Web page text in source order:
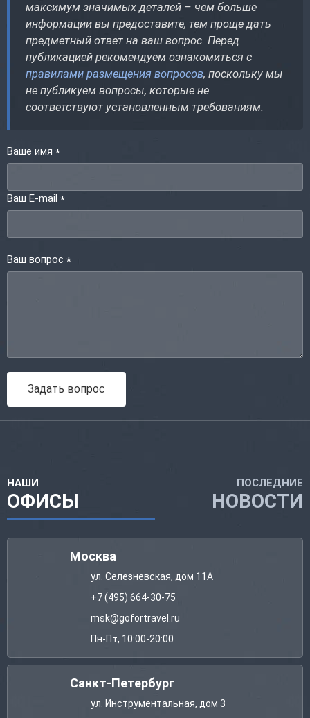
максимум значимых деталей – чем больше
информации вы предоставите, тем проще дать
предметный ответ на ваш вопрос. Перед
публикацией рекомендуем ознакомиться с
правилами размещения вопросов, поскольку мы
не публикуем вопросы, которые не
соответствуют установленным требованиям.
Ваше имя *
Ваш E-mail *
Ваш вопрос *
Задать вопрос
НАШИ
ОФИСЫ
ПОСЛЕДНИЕ
НОВОСТИ
Москва
ул. Селезневская, дом 11А
+7 (495) 664-30-75
msk@gofortravel.ru
Пн-Пт, 10:00-20:00
Санкт-Петербург
ул. Инструментальная, дом 3